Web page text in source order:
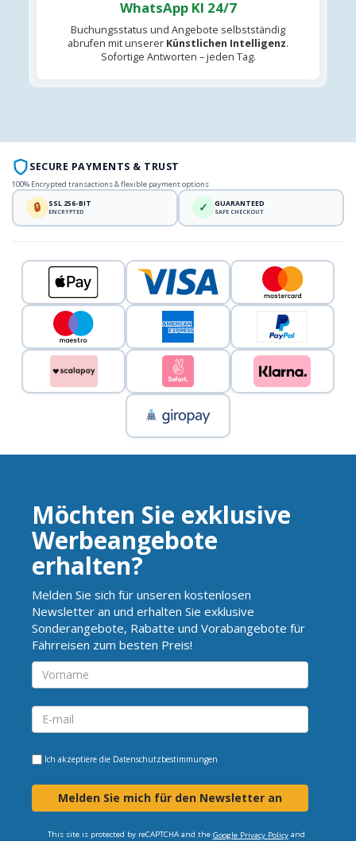
WhatsApp KI 24/7
Buchungsstatus und Angebote selbstständig
abrufen mit unserer Künstlichen Intelligenz.
Sofortige Antworten – jeden Tag.
SECURE PAYMENTS & TRUST
100% Encrypted transactions & flexible payment options
🔒 SSL 256-BIT
ENCRYPTED ✓ GUARANTEED
SAFE CHECKOUT
Möchten Sie exklusive
Werbeangebote
erhalten?
Melden Sie sich für unseren kostenlosen
Newsletter an und erhalten Sie exklusive
Sonderangebote, Rabatte und Vorabangebote für
Fährreisen zum besten Preis!
Ich akzeptiere die Datenschutzbestimmungen
Melden Sie mich für den Newsletter an
This site is protected by reCAPTCHA and the Google Privacy Policyand